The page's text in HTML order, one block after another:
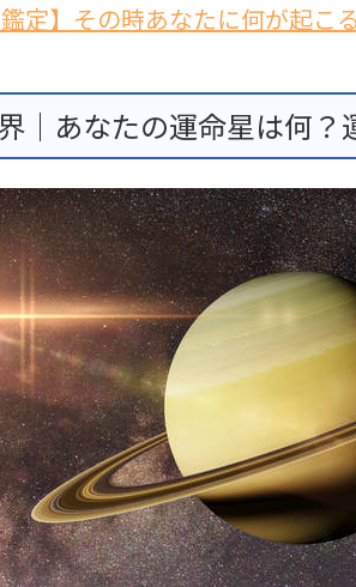
鑑定】その時あなたに何が起
｜あなたの運命星は何？